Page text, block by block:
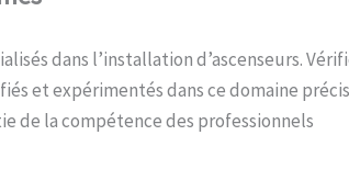
dans l’installation d’ascenseurs.
et expérimentés dans ce domaine
de la compétence des professionnels